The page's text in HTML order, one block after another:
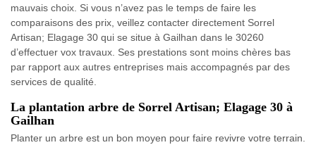
mauvais choix. Si vous n’avez pas le temps de faire les
comparaisons des prix, veillez contacter directement Sorrel
Artisan; Elagage 30 qui se situe à Gailhan dans le 30260
d’effectuer vox travaux. Ses prestations sont moins chères bas
par rapport aux autres entreprises mais accompagnés par des
services de qualité.
La plantation arbre de Sorrel Artisan; Elagage 30 à
Gailhan
Planter un arbre est un bon moyen pour faire revivre votre terrain.